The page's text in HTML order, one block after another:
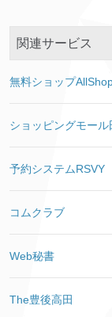
関連サービス
無料ショップ
ショッピングモー
予約システムRSVY
コムクラブ
Web秘書
The豊後高田